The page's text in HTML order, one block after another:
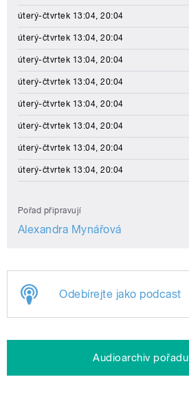
úterý-čtvrtek 13:04, 20:04
úterý-čtvrtek 13:04, 20:04
úterý-čtvrtek 13:04, 20:04
úterý-čtvrtek 13:04, 20:04
úterý-čtvrtek 13:04, 20:04
úterý-čtvrtek 13:04, 20:04
úterý-čtvrtek 13:04, 20:04
úterý-čtvrtek 13:04, 20:04
Pořad připravují
Alexandra Mynářová
Odebírejte jako podcast
Audioarchiv pořadu